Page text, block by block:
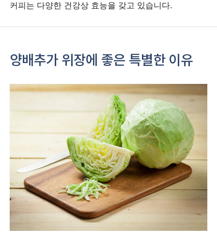
커피는 다양한 건강상 효능을 갖고 있습니다.
양배추가 위장에 좋은 특별한 이유